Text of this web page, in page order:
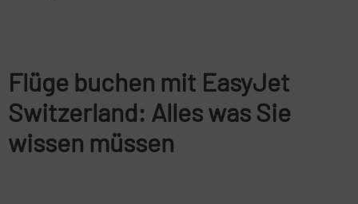
Flüge buchen mit EasyJet
Switzerland: Alles was Sie
wissen müssen